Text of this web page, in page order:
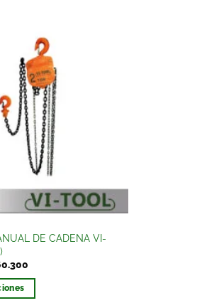
DE CADENA VI-